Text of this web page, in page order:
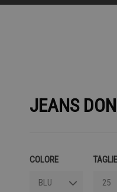
JEANS
COLORE